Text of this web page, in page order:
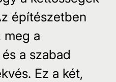
építészetben
meg a
a szabad
Ez a két,